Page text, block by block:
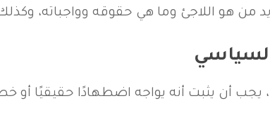
هو اللاجئ وما هي حقوقه وواجباته، وكذلك
أن يثبت أنه يواجه اضطهادًا حقيقيًا أو